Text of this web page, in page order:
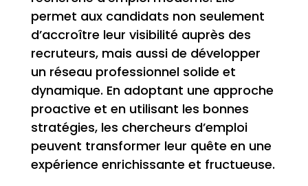
permet aux candidats non seulement
d’accroître leur visibilité auprès des
recruteurs, mais aussi de développer
un réseau professionnel solide et
dynamique. En adoptant une approche
proactive et en utilisant les bonnes
stratégies, les chercheurs d’emploi
peuvent transformer leur quête en une
expérience enrichissante et fructueuse.